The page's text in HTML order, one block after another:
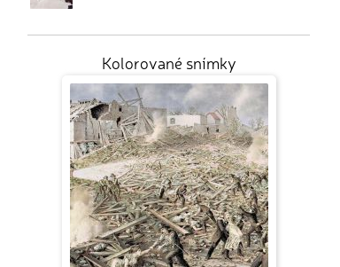
Kolorované snímky